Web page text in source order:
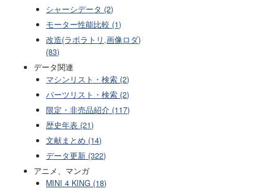
シャーシデータ (2)
モーター性能比較 (1)
改造(ラボラトリ,画像ロダ)
(83)
データ関連
マシンリスト・検索 (2)
パーツリスト・検索 (2)
限定・非売品紹介 (117)
歴史年表 (21)
文献まとめ (14)
データ更新 (322)
アニメ、マンガ
MINI 4 KING (18)